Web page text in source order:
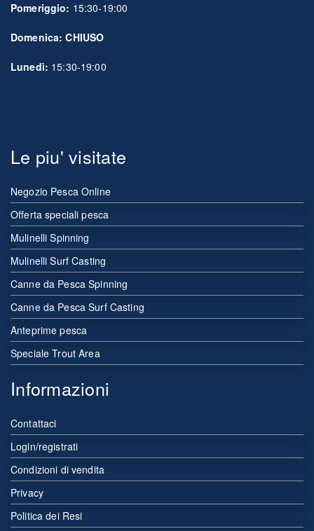
Pomeriggio: 15:30-19:00
Domenica: CHIUSO
Lunedì: 15:30-19:00
Le piu' visitate
Negozio Pesca Online
Offerta speciali pesca
Mulinelli Spinning
Mulinelli Surf Casting
Canne da Pesca Spinning
Canne da Pesca Surf Casting
Anteprime pesca
Speciale Trout Area
Informazioni
Contattaci
Login/registrati
Condizioni di vendita
Privacy
Politica dei Resi